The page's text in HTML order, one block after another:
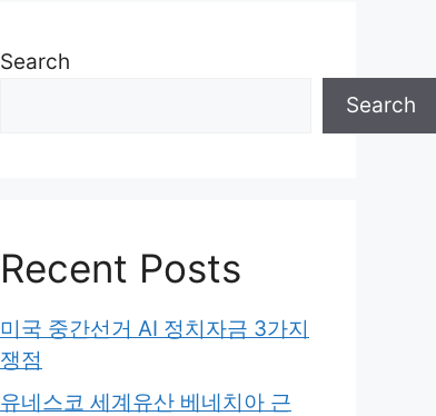
Search
Search
Recent Posts
미국 중간선거 AI 정치자금 3가지
쟁점
유네스코 세계유산 베네치아 근